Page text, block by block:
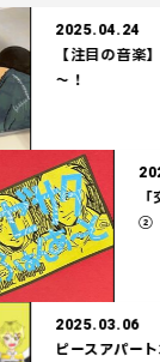
2025.04.24
【注目の音楽】「
～！
2025.03.06
ピースアパート3Dお